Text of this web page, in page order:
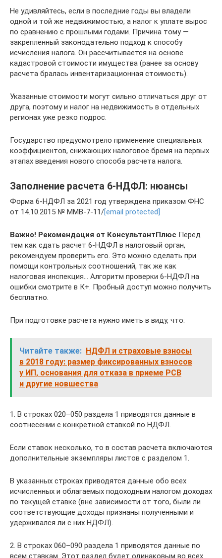
Не удивляйтесь, если в последние годы вы владели
одной и той же недвижимостью, а налог к уплате вырос
по сравнению с прошлыми годами. Причина тому —
закрепленный законодательно подход к способу
исчисления налога. Он рассчитывается на основе
кадастровой стоимости имущества (ранее за основу
расчета бралась инвентаризационная стоимость).
Указанные стоимости могут сильно отличаться друг от
друга, поэтому и налог на недвижимость в отдельных
регионах уже резко подрос.
Государство предусмотрело применение специальных
коэффициентов, снижающих налоговое бремя на первых
этапах введения нового способа расчета налога.
Заполнение расчета 6-НДФЛ: нюансы
Форма 6-НДФЛ за 2021 год утверждена приказом ФНС
от 14.10.2015 № ММВ-7-11/[email protected]
Важно! Рекомендация от КонсультантПлюс Перед
тем как сдать расчет 6-НДФЛ в налоговый орган,
рекомендуем проверить его. Это можно сделать при
помощи контрольных соотношений, так же как
налоговая инспекция… Алгоритм проверки 6-НДФЛ на
ошибки смотрите в К+. Пробный доступ можно получить
бесплатно.
При подготовке расчета нужно иметь в виду, что:
Читайте также: НДФЛ и страховые взносы
в 2018 году: размер фиксированных взносов
у ИП, основания для отказа в приеме РСВ
и другие новшества
1. В строках 020–050 раздела 1 приводятся данные в
соотнесении с конкретной ставкой по НДФЛ.
Если ставок несколько, то в состав расчета включаются
дополнительные экземпляры листов с разделом 1.
В указанных строках приводятся данные обо всех
исчисленных и облагаемых подоходным налогом доходах
по текущей ставке (вне зависимости от того, были ли
соответствующие доходы признаны полученными и
удерживался ли с них НДФЛ).
2. В строках 060–090 раздела 1 приводятся данные по
всем ставкам. Этот раздел будет одинаковым во всех